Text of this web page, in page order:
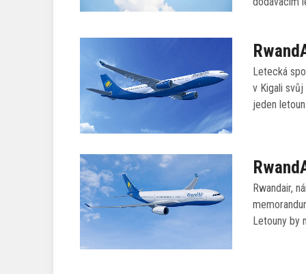
Letecká
v Kigali
jeden
Rwandair,
Letouny by